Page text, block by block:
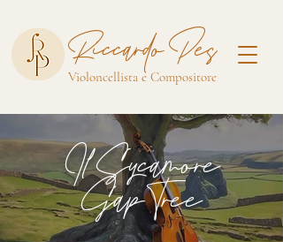
Riccardo Pes
Violoncellista e Compositore
Il Sycamore
Gap Tree